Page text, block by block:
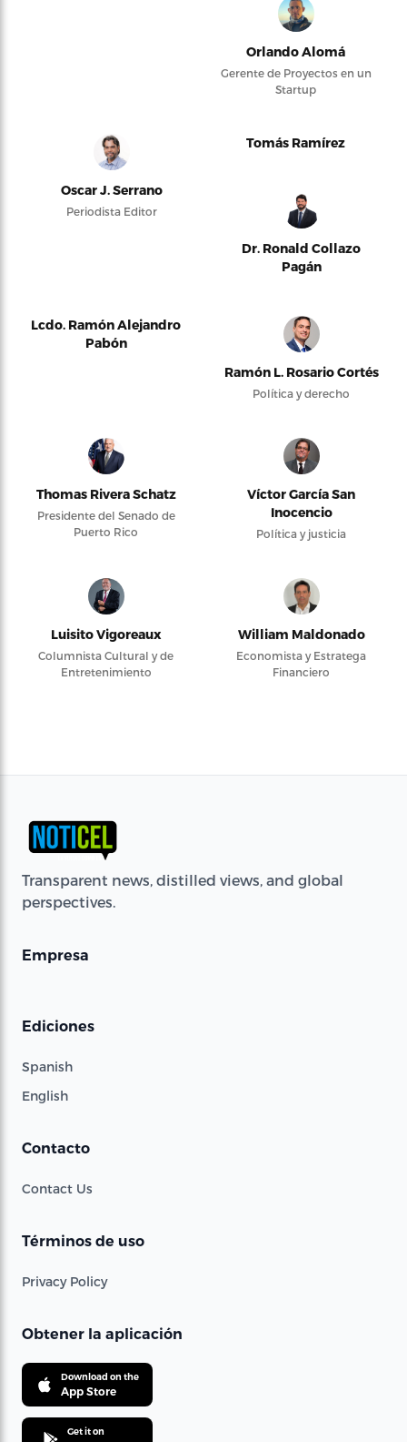
Orlando Alomá
Gerente de Proyectos en un
Startup
Oscar J. Serrano
Periodista Editor
Tomás Ramírez
Dr. Ronald Collazo
Pagán
Lcdo. Ramón Alejandro
Pabón
Ramón L. Rosario Cortés
Política y derecho
Thomas Rivera Schatz
Presidente del Senado de
Puerto Rico
Víctor García San
Inocencio
Política y justicia
Luisito Vigoreaux
Columnista Cultural y de
Entretenimiento
William Maldonado
Economista y Estratega
Financiero
Transparent news, distilled views, and global
perspectives.
Empresa
Ediciones
Spanish
English
Contacto
Contact Us
Términos de uso
Privacy Policy
Obtener la aplicación
Download on the
App Store
Get it on